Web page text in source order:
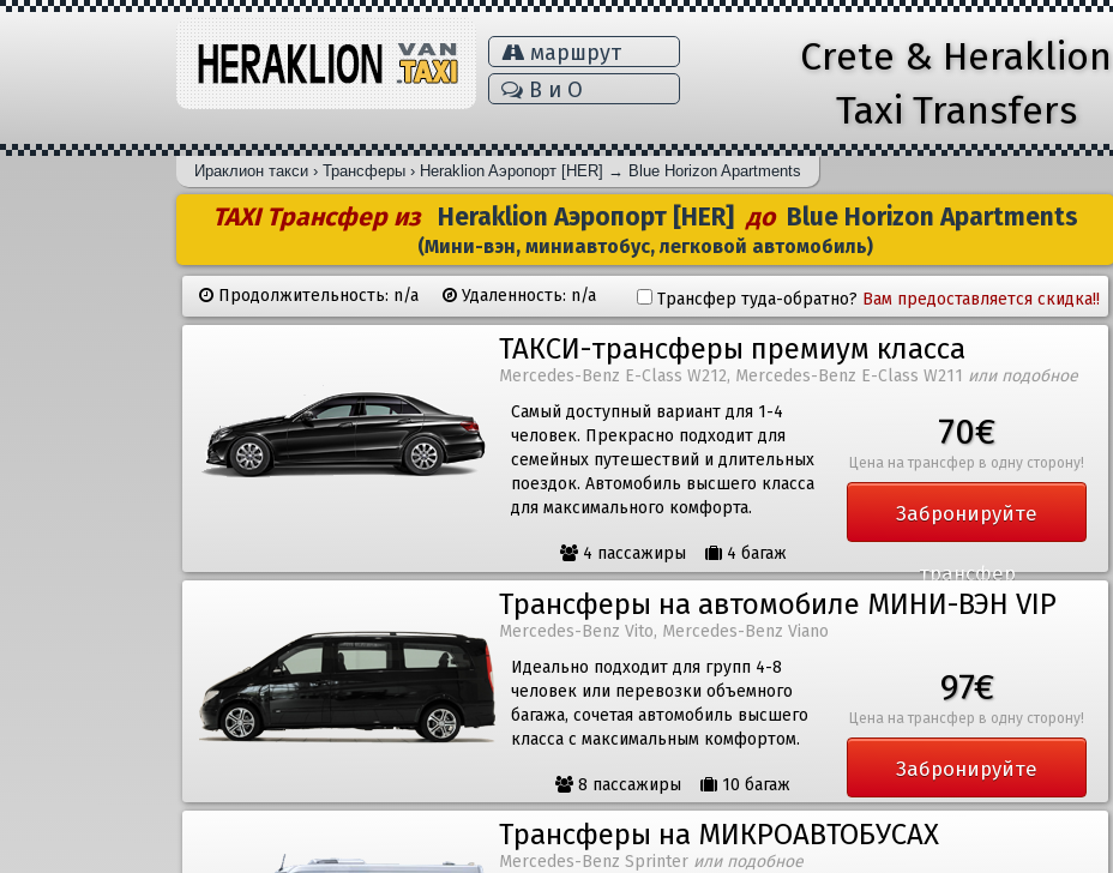
маршрут
В и Ο
Crete & Heraklion
Taxi Transfers
Ираклион такси › Трансферы › Heraklion Aэропорт [HER] → Blue Horizon Apartments
TAXI Трансфер из Heraklion Aэропорт [HER]доBlue Horizon Apartments
(Мини-вэн, миниавтобус, легковой автомобиль)
Продолжительность: n/a Удаленность: n/a Трансфер туда-обратно? Вам предоставляется скидка!!
ТАКСИ-трансферы премиум класса
Mercedes-Benz E-Class W212, Mercedes-Benz E-Class W211 или подобное
Самый доступный вариант для 1-4
человек. Прекрасно подходит для
семейных путешествий и длительных
поездок. Автомобиль высшего класса
для максимального комфорта.
4 пассажиры 4 багаж
70€
Цена на трансфер в одну сторону!
Забронируйте
трансфер
Трансферы на автомобиле МИНИ-ВЭН VIP
Mercedes-Benz Vito, Mercedes-Benz Viano
Идеально подходит для групп 4-8
человек или перевозки объемного
багажа, сочетая автомобиль высшего
класса с максимальным комфортом.
8 пассажиры 10 багаж
97€
Цена на трансфер в одну сторону!
Забронируйте
трансфер
Трансферы на МИКРОАВТОБУСАХ
Mercedes-Benz Sprinter или подобное